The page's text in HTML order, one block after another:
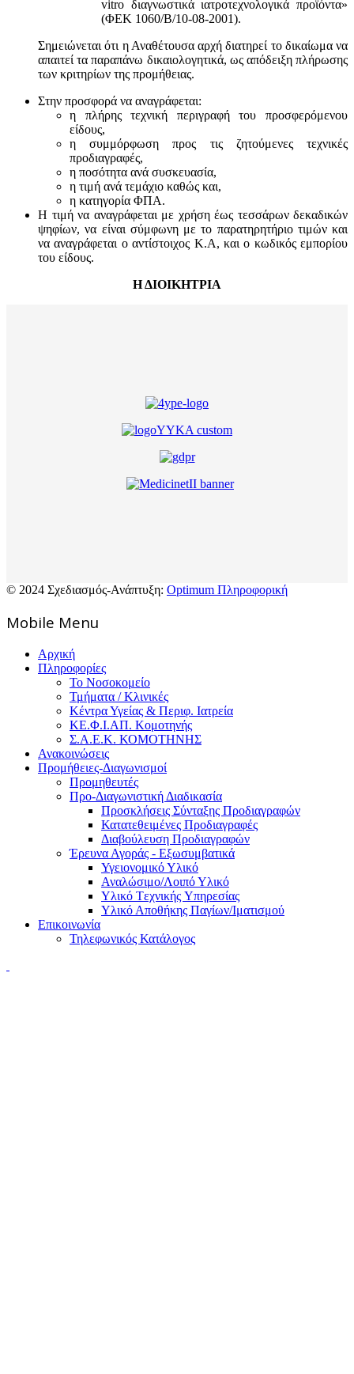
vitro διαγνωστικά ιατροτεχνολογικά προϊόντα»
(ΦΕΚ 1060/Β/10-08-2001).
Σημειώνεται ότι η Αναθέτουσα αρχή διατηρεί το δικαίωμα να
απαιτεί τα παραπάνω δικαιολογητικά, ως απόδειξη πλήρωσης
των κριτηρίων της προμήθειας.
Στην προσφορά να αναγράφεται:
η πλήρης τεχνική περιγραφή του προσφερόμενου
είδους,
η συμμόρφωση προς τις ζητούμενες τεχνικές
προδιαγραφές,
η ποσότητα ανά συσκευασία,
η τιμή ανά τεμάχιο καθώς και,
η κατηγορία ΦΠΑ.
Η τιμή να αναγράφεται με χρήση έως τεσσάρων δεκαδικών
ψηφίων, να είναι σύμφωνη με το παρατηρητήριο τιμών και
να αναγράφεται ο αντίστοιχος Κ.Α, και ο κωδικός εμπορίου
του είδους.
Η ΔΙΟΙΚΗΤΡΙΑ
© 2024 Σχεδιασμός-Ανάπτυξη: Optimum Πληροφορική
Mοbile Menu
Αρχική
Πληροφορίες
Το Νοσοκομείο
Τμήματα / Κλινικές
Κέντρα Υγείας & Περιφ. Ιατρεία
ΚΕ.Φ.Ι.ΑΠ. Κομοτηνής
Σ.Α.Ε.Κ. ΚΟΜΟΤΗΝΗΣ
Ανακοινώσεις
Προμήθειες-Διαγωνισμοί
Προμηθευτές
Προ-Διαγωνιστική Διαδικασία
Προσκλήσεις Σύνταξης Προδιαγραφών
Κατατεθειμένες Προδιαγραφές
Διαβούλευση Προδιαγραφών
Έρευνα Αγοράς - Εξωσυμβατικά
Υγειονομικό Υλικό
Αναλώσιμο/Λοιπό Υλικό
Υλικό Tεχνικής Yπηρεσίας
Υλικό Αποθήκης Παγίων/Ιματισμού
Επικοινωνία
Τηλεφωνικός Κατάλογος